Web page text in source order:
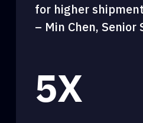
for higher
– Min Chen, Senior
5X